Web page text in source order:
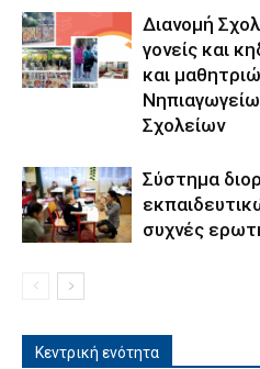
Διανομή
γονείς και
και
Σχολείων
Σύστημα
συχνές
Κεντρική ενότητα